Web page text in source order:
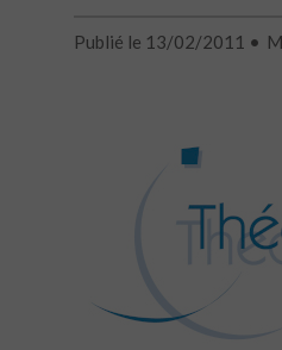
Publié le 13/02/2011